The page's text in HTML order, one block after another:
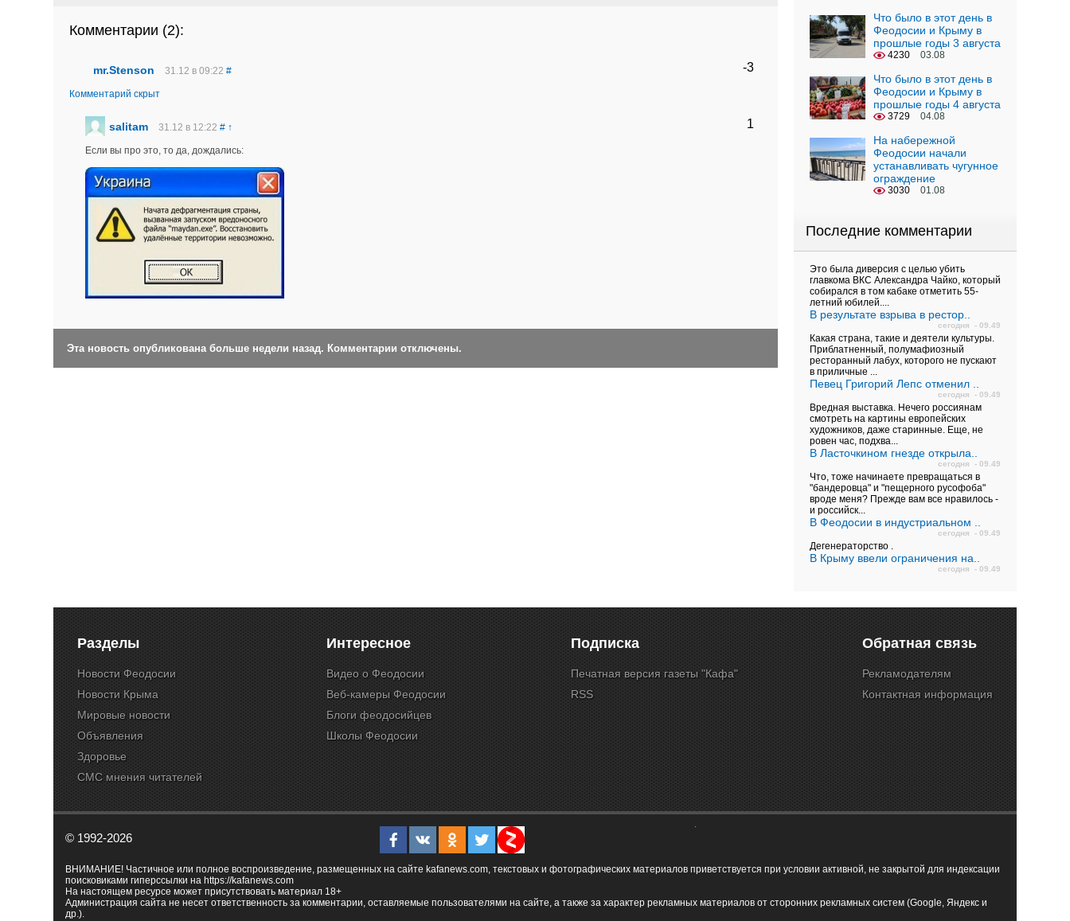
Комментарии (2):
mr.Stenson 31.12 в 09:22 # -3
Комментарий скрыт
sаlitam 31.12 в 12:22 # ↑ 1
Если вы про это, то да, дождались:
Эта новость опубликована больше недели назад. Комментарии отключены.
Что было в этот день в
Феодосии и Крыму в
прошлые годы 3 августа
4230 03.08
Что было в этот день в
Феодосии и Крыму в
прошлые годы 4 августа
3729 04.08
На набережной
Феодосии начали
устанавливать чугунное
ограждение
3030 01.08
Последние комментарии
Это была диверсия с целью убить
главкома ВКС Александра Чайко, который
собирался в том кабаке отметить 55-
летний юбилей....
В результате взрыва в рестор..
сегодня - 09.49
Какая страна, такие и деятели культуры.
Приблатненный, полумафиозный
ресторанный лабух, которого не пускают
в приличные ...
Певец Григорий Лепс отменил ..
сегодня - 09.49
Вредная выставка. Нечего россиянам
смотреть на картины европейских
художников, даже старинные. Еще, не
ровен час, подхва...
В Ласточкином гнезде открыла..
сегодня - 09.49
Что, тоже начинаете превращаться в
"бандеровца" и "пещерного русофоба"
вроде меня? Прежде вам все нравилось -
и российск...
В Феодосии в индустриальном ..
сегодня - 09.49
Дегенераторство .
В Крыму ввели ограничения на..
сегодня - 09.49
Разделы
Новости Феодосии
Новости Крыма
Мировые новости
Объявления
Здоровье
СМС мнения читателей
Интересное
Видео о Феодосии
Веб-камеры Феодосии
Блоги феодосийцев
Школы Феодосии
Подписка
Печатная версия газеты "Кафа"
RSS
Обратная связь
Рекламодателям
Контактная информация
© 1992-2026
ВНИМАНИЕ! Частичное или полное воспроизведение, размещенных на сайте kafanews.com, текстовых и фотографических материалов приветствуется при условии активной, не закрытой для индексации
поисковиками гиперссылки на https://kafanews.com
На настоящем ресурсе может присутствовать материал 18+
Администрация сайта не несет ответственность за комментарии, оставляемые пользователями на сайте, а также за характер рекламных материалов от сторонних рекламных систем (Google, Яндекс и
др.).